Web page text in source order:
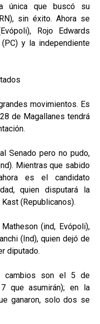
única que buscó su
sin éxito. Ahora se
Rojo Edwards
(PC) y la independiente
movimientos. Es
de Magallanes tendrá
Senado pero no pudo,
Mientras que sabido
es el candidato
quien disputará la
(Republicanos).
(ind, Evópoli),
(Ind), quien dejó de
diputado.
cambios son el 5 de
que asumirán); en la
ganaron, solo dos se